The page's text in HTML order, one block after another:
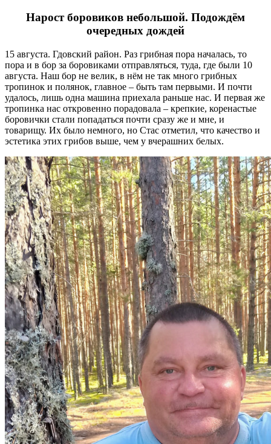
Нарост боровиков небольшой. Подождём
очередных дождей
15 августа. Гдовский район. Раз грибная пора началась, то
пора и в бор за боровиками отправляться, туда, где были 10
августа. Наш бор не велик, в нём не так много грибных
тропинок и полянок, главное – быть там первыми. И почти
удалось, лишь одна машина приехала раньше нас. И первая же
тропинка нас откровенно порадовала – крепкие, коренастые
боровички стали попадаться почти сразу же и мне, и
товарищу. Их было немного, но Стас отметил, что качество и
эстетика этих грибов выше, чем у вчерашних белых.